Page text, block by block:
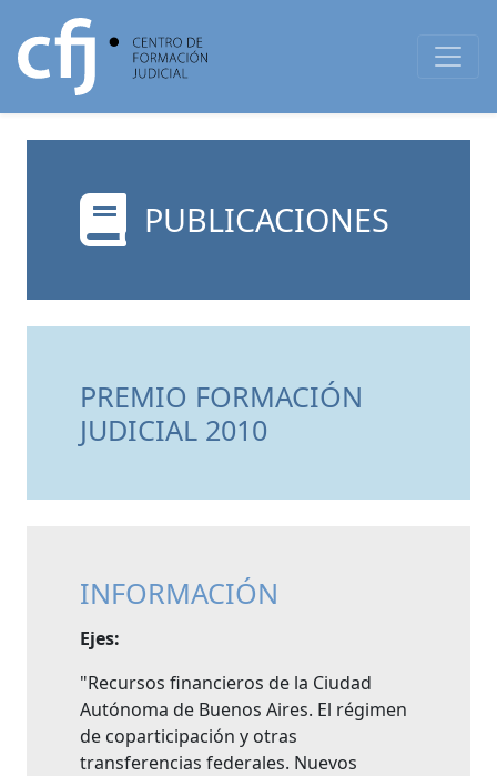
PUBLICACIONES
PREMIO FORMACIÓN
JUDICIAL 2010
INFORMACIÓN
Ejes:
"Recursos financieros de la Ciudad
Autónoma de Buenos Aires. El régimen
de coparticipación y otras
transferencias federales. Nuevos